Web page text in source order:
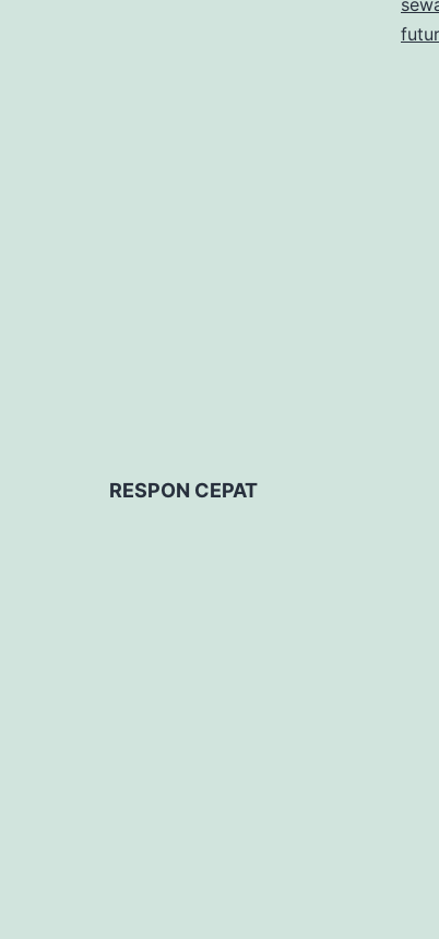
RESPON CEPAT